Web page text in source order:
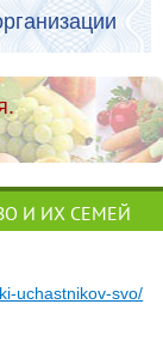
И ИХ СЕМЕЙ
uchastnikov-svo/